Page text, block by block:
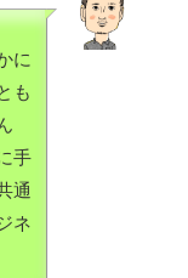
に
も
手
通
ネ